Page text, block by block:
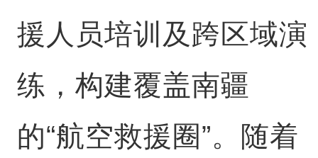
援人员培训及跨区域演
练，构建覆盖南疆
的“航空救援圈”。随着